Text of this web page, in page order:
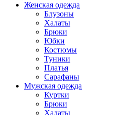
Женская одежда
Блузоны
Халаты
Брюки
Юбки
Костюмы
Туники
Платья
Сарафаны
Мужская одежда
Куртки
Брюки
Халаты